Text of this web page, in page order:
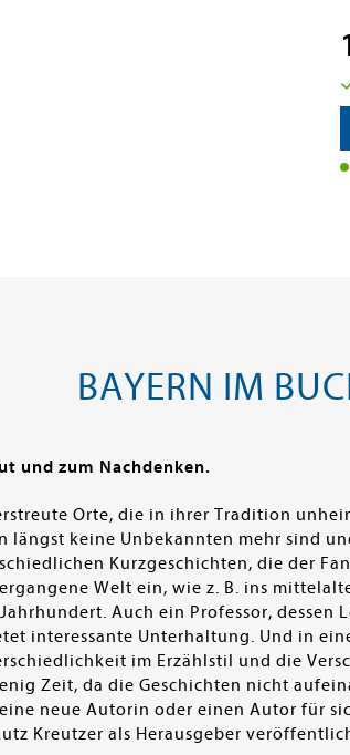
BAYERN IM
und zum Nachdenken.
Orte, die in ihrer Tradition
längst keine Unbekannten mehr sind
Kurzgeschichten, die der
Welt ein, wie z. B. ins
Auch ein Professor,
interessante Unterhaltung. Und in
im Erzählstil und die
Zeit, da die Geschichten nicht
neue Autorin oder einen Autor für
Kreutzer als Herausgeber